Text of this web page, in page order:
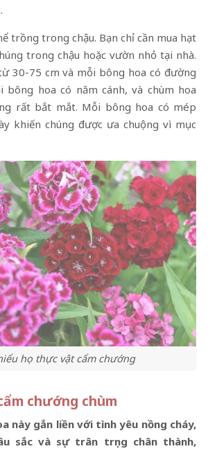
trồng trong chậu. Bạn chỉ cần mua hạt
trong chậu hoặc vườn nhỏ tại nhà.
30-75 cm và mỗi bông hoa có đường
bông hoa có năm cánh, và chùm hoa
rất bắt mắt. Mỗi bông hoa có mép
khiến chúng được ưa chuộng vì mục
họ thực vật cẩm chướng
chướng chùm
này gắn liền với tình yêu nồng cháy,
sắc và sự trân trọng chân thành,